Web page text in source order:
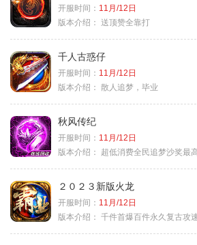
开服时间： 11月/12日
版本介绍： 送顶赞全靠打
千人古惑仔
开服时间： 11月/12日
版本介绍： 散人追梦，毕业
秋风传纪
开服时间： 11月/12日
版本介绍：
超低消费全民追梦沙奖最
２０２３新版火龙
开服时间： 11月/12日
版本介绍： 千件首爆百件永久复古攻